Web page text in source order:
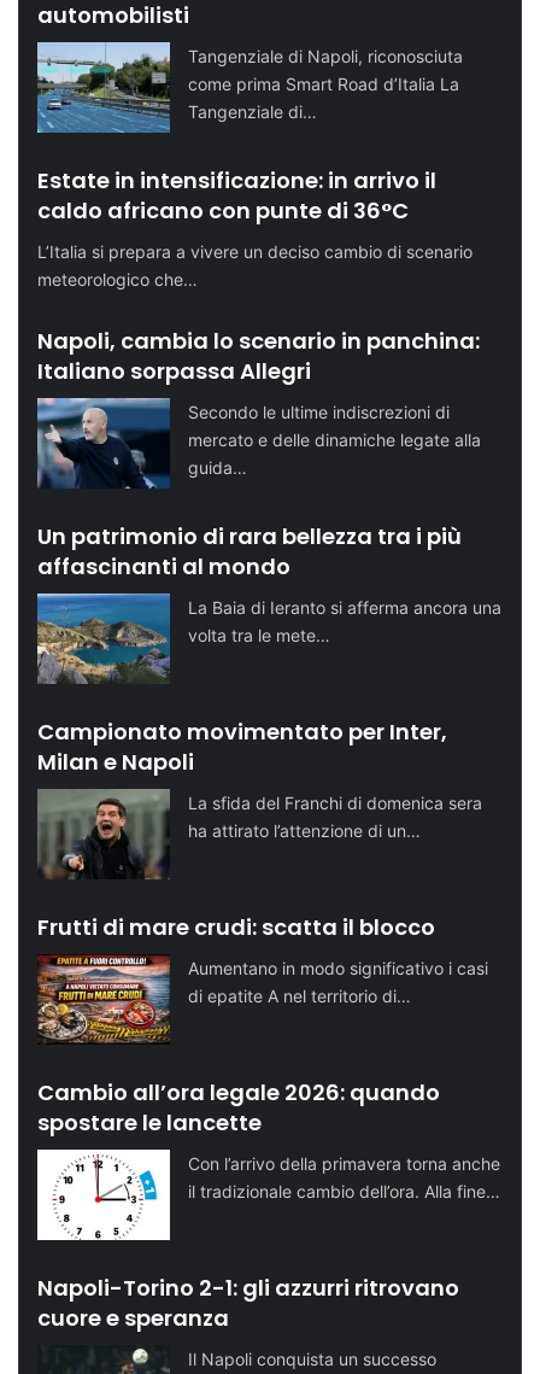
automobilisti
Tangenziale di Napoli, riconosciuta
come prima Smart Road d’Italia La
Tangenziale di…
Estate in intensificazione: in arrivo il
caldo africano con punte di 36°C
L’Italia si prepara a vivere un deciso cambio di scenario
meteorologico che…
Napoli, cambia lo scenario in panchina:
Italiano sorpassa Allegri
Secondo le ultime indiscrezioni di
mercato e delle dinamiche legate alla
guida…
Un patrimonio di rara bellezza tra i più
affascinanti al mondo
La Baia di Ieranto si afferma ancora una
volta tra le mete…
Campionato movimentato per Inter,
Milan e Napoli
La sfida del Franchi di domenica sera
ha attirato l’attenzione di un…
Frutti di mare crudi: scatta il blocco
Aumentano in modo significativo i casi
di epatite A nel territorio di…
Cambio all’ora legale 2026: quando
spostare le lancette
Con l’arrivo della primavera torna anche
il tradizionale cambio dell’ora. Alla fine…
Napoli-Torino 2-1: gli azzurri ritrovano
cuore e speranza
Il Napoli conquista un successo